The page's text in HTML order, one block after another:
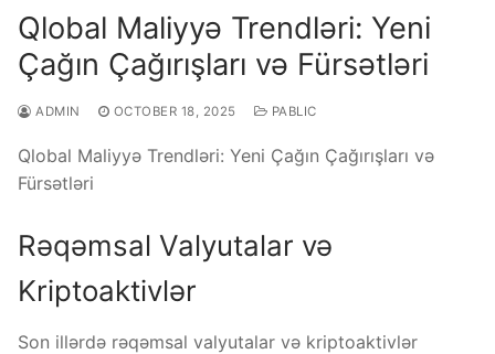
Qlobal Maliyyə Trendləri: Yeni
Çağın Çağırışları və Fürsətləri
ADMIN OCTOBER 18, 2025 PABLIC
Qlobal Maliyyə Trendləri: Yeni Çağın Çağırışları və
Fürsətləri
Rəqəmsal Valyutalar və
Kriptoaktivlər
Son illərdə rəqəmsal valyutalar və kriptoaktivlər